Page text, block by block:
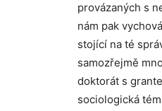
provázaných s
nám pak
stojící na té
samozřejmě
doktorát s
sociologická